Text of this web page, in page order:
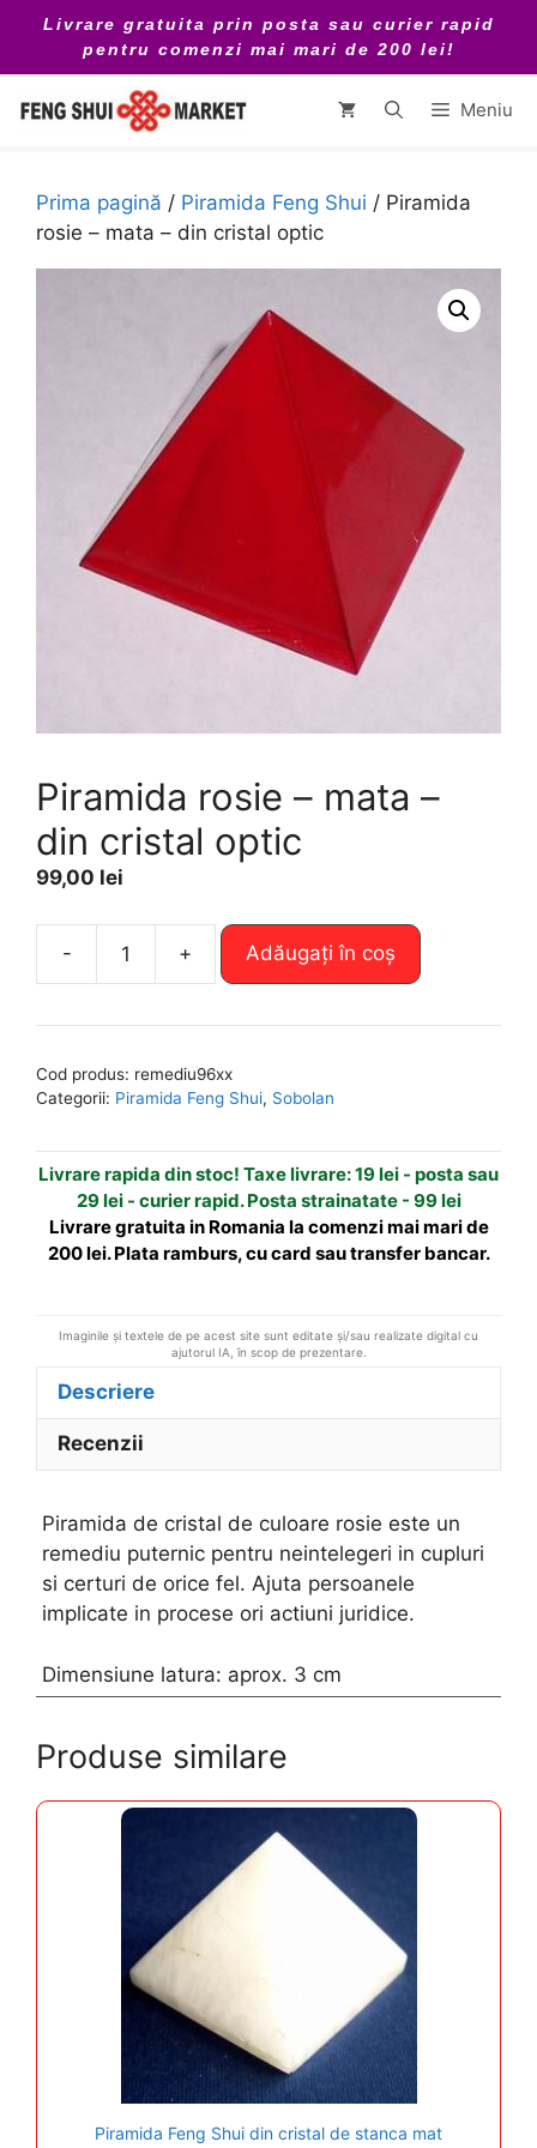
conținut
Livrare gratuita prin posta sau curier rapid
pentru comenzi mai mari de 200 lei!
Meniu
Prima pagină / Piramida Feng Shui / Piramida
rosie – mata – din cristal optic
Piramida rosie – mata –
din cristal optic
99,00 lei
-
Cantitate
rosie
mata
din
cristal
optic
+ Adăugați în coș
e
n
t
i
Cod produs: remediu96xx
Categorii: Piramida Feng Shui, Sobolan
Livrare rapida din stoc! Taxe livrare: 19 lei - posta sau
29 lei - curier rapid. Posta strainatate - 99 lei
Livrare gratuita in Romania la comenzi mai mari de
200 lei. Plata ramburs, cu card sau transfer bancar.
Imaginile și textele de pe acest site sunt editate și/sau realizate digital cu
ajutorul IA, în scop de prezentare.
Descriere
Recenzii
Piramida de cristal de culoare rosie este un
remediu puternic pentru neintelegeri in cupluri
si certuri de orice fel. Ajuta persoanele
implicate in procese ori actiuni juridice.
Dimensiune latura: aprox. 3 cm
Produse similare
Piramida Feng Shui din cristal de stanca mat